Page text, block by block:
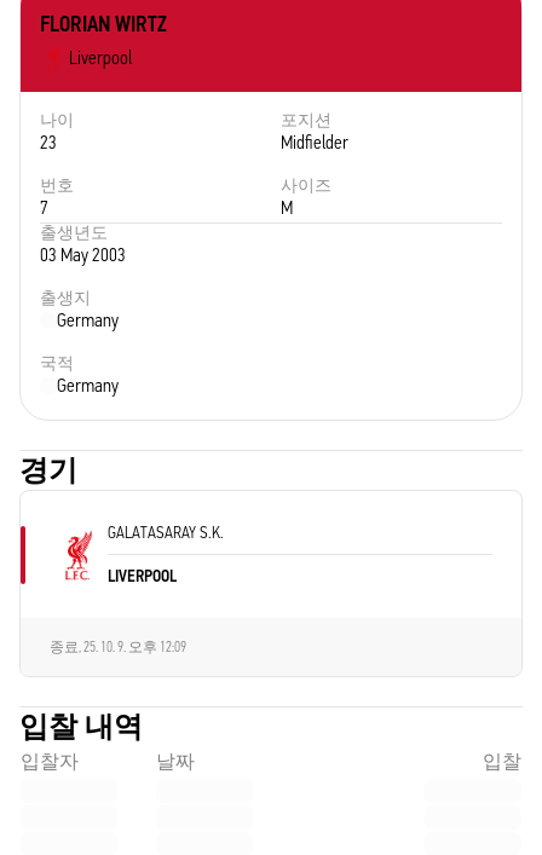
FLORIAN WIRTZ
Liverpool
나이
23
포지션
Midfielder
번호
7
사이즈
M
출생년도
03 May 2003
출생지
Germany
국적
Germany
경기
GALATASARAY S.K.
LIVERPOOL
종료,25. 10. 9. 오후 12:09
입찰 내역
입찰자 날짜 입찰